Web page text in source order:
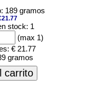
189 gramos
stock: 1
(max 1)
€ 21.77
gramos
carrito